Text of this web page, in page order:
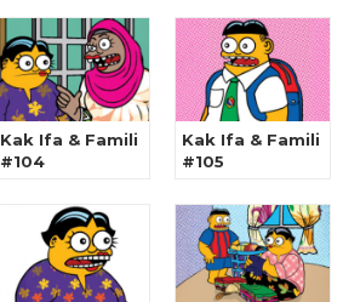
Kak Ifa & Famili
#104
Kak Ifa & Famili
#105